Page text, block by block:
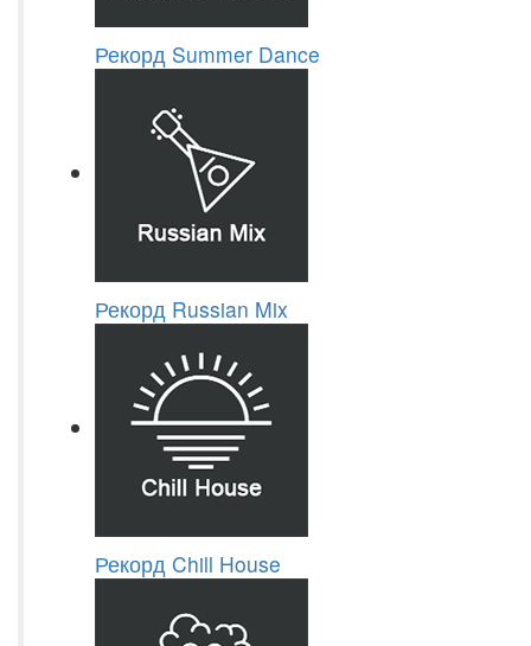
Рекорд Summer Dance
Рекорд Russian Mix
Рекорд Chill House